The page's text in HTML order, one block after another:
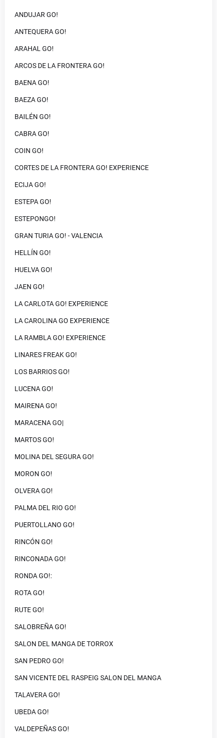
ANDUJAR GO!
ANTEQUERA GO!
ARAHAL GO!
ARCOS DE LA FRONTERA GO!
BAENA GO!
BAEZA GO!
BAILÉN GO!
CABRA GO!
COIN GO!
CORTES DE LA FRONTERA GO! EXPERIENCE
ECIJA GO!
ESTEPA GO!
ESTEPONGO!
GRAN TURIA GO! - VALENCIA
HELLÍN GO!
HUELVA GO!
JAEN GO!
LA CARLOTA GO! EXPERIENCE
LA CAROLINA GO EXPERIENCE
LA RAMBLA GO! EXPERIENCE
LINARES FREAK GO!
LOS BARRIOS GO!
LUCENA GO!
MAIRENA GO!
MARACENA GO|
MARTOS GO!
MOLINA DEL SEGURA GO!
MORON GO!
OLVERA GO!
PALMA DEL RIO GO!
PUERTOLLANO GO!
RINCÓN GO!
RINCONADA GO!
RONDA GO!:
ROTA GO!
RUTE GO!
SALOBREÑA GO!
SALON DEL MANGA DE TORROX
SAN PEDRO GO!
SAN VICENTE DEL RASPEIG SALON DEL MANGA
TALAVERA GO!
UBEDA GO!
VALDEPEÑAS GO!